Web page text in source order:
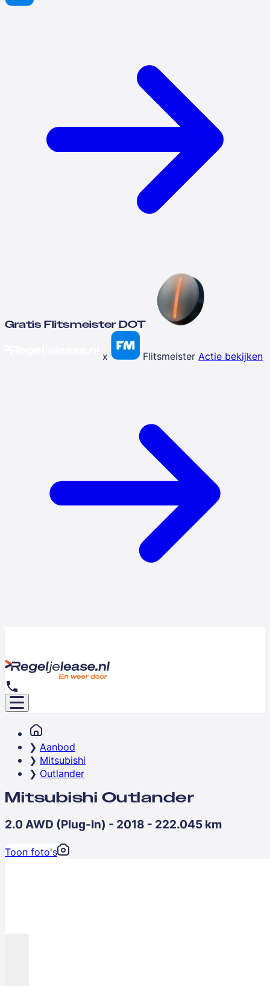
Gratis Flitsmeister DOT
x Flitsmeister Actie bekijken
Aanbod
Mitsubishi
Outlander
Mitsubishi Outlander
2.0 AWD (Plug-In) - 2018 - 222.045 km
Toon foto's